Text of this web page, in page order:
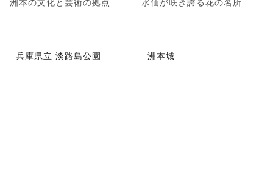
兵庫県立 淡路島公園 洲本城